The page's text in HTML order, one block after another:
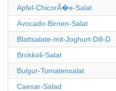
Apfel-ChicorÃ�e-Salat
Avocado-Birnen-Salat
Blattsalate-mit-Joghurt-Dill-D
Brokkoli-Salat
Bulgur-Tomatensalat
Caesar-Salad